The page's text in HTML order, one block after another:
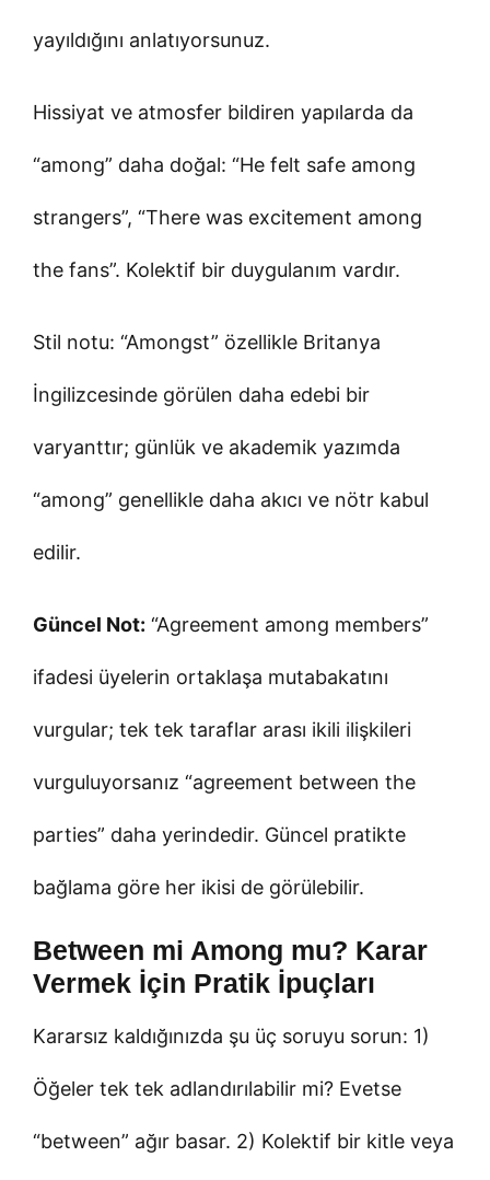
yayıldığını anlatıyorsunuz.
Hissiyat ve atmosfer bildiren yapılarda da
“among” daha doğal: “He felt safe among
strangers”, “There was excitement among
the fans”. Kolektif bir duygulanım vardır.
Stil notu: “Amongst” özellikle Britanya
İngilizcesinde görülen daha edebi bir
varyanttır; günlük ve akademik yazımda
“among” genellikle daha akıcı ve nötr kabul
edilir.
Güncel Not: “Agreement among members”
ifadesi üyelerin ortaklaşa mutabakatını
vurgular; tek tek taraflar arası ikili ilişkileri
vurguluyorsanız “agreement between the
parties” daha yerindedir. Güncel pratikte
bağlama göre her ikisi de görülebilir.
Between mi Among mu? Karar
Vermek İçin Pratik İpuçları
Kararsız kaldığınızda şu üç soruyu sorun: 1)
Öğeler tek tek adlandırılabilir mi? Evetse
“between” ağır basar. 2) Kolektif bir kitle veya